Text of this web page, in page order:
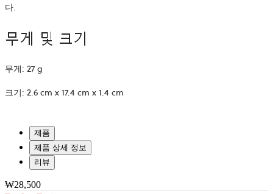
다.
무게 및 크기
무게: 27 g
크기: 2.6 cm x 17.4 cm x 1.4 cm
제품
제품 상세 정보
리뷰
₩28,500